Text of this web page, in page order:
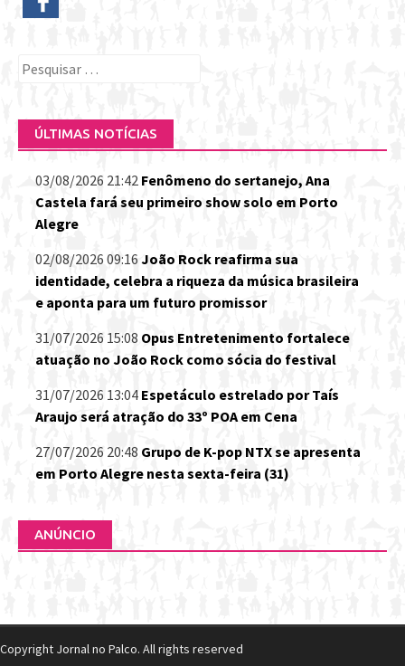
Pesquisar
ÚLTIMAS NOTÍCIAS
03/08/2026 21:42 Fenômeno do sertanejo, Ana
Castela fará seu primeiro show solo em Porto
Alegre
02/08/2026 09:16 João Rock reafirma sua
identidade, celebra a riqueza da música brasileira
e aponta para um futuro promissor
31/07/2026 15:08 Opus Entretenimento fortalece
atuação no João Rock como sócia do festival
31/07/2026 13:04 Espetáculo estrelado por Taís
Araujo será atração do 33º POA em Cena
27/07/2026 20:48 Grupo de K-pop NTX se apresenta
em Porto Alegre nesta sexta-feira (31)
ANÚNCIO
Copyright Jornal no Palco. All rights reserved